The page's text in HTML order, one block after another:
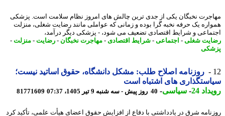
نخبگان یکی از جدی ترین چالش های امروز نظام سلامت است. پزشکی
یک حرفه نخبه گرا بوده و زمانی که عواملی مانند رضایت شغلی، منزلت
و شرایط اقتصادی تضعیف می شود، - پزشکی دیگر درآمد،
شغلی-اجتماعی-شرایط اقتصادی-مهاجرت نخبگان-رضایت-منزلت-
روزنامه اصلاح طلب: مشکل دانشگاه، حقوق اساتید نیست؛
های اشتباه است
24
-سیاسی-40 روز پیش - سه شنبه 9 تیر 1405، 07:37 81771609
شرق در یادداشتی با دفاع از افزایش حقوق اعضای هیأت علمی، تأکید کرد